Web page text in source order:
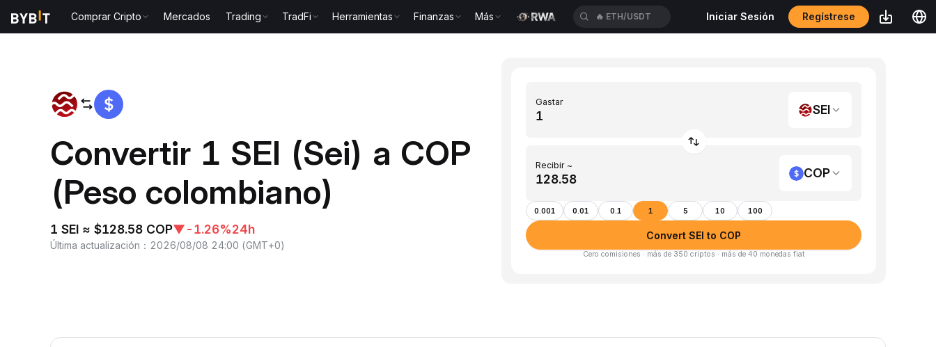
Comprar Cripto Mercados Trading TradFi Herramientas Finanzas Más 🔥 ETH/USDT Iniciar Sesión Regístrese
Convertir 1 SEI (Sei) a COP
(Peso colombiano)
1 SEI ≈ $128.58 COP▼-1.26%24h
Última actualización ： 2026/08/08 24:00 (GMT+0)
Gastar
SEI
Recibir ~
COP
0.001 0.01 0.1 1 5 10 100
Convert SEI to COP
Cero comisiones · más de 350 criptos · más de 40 monedas fiat